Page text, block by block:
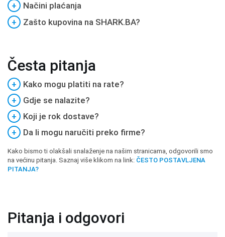
+
Načini plaćanja
+
Zašto kupovina na SHARK.BA?
Česta pitanja
+
Kako mogu platiti na rate?
+
Gdje se nalazite?
+
Koji je rok dostave?
+
Da li mogu naručiti preko firme?
Kako bismo ti olakšali snalaženje na našim stranicama, odgovorili smo
na većinu pitanja. Saznaj više klikom na link: ČESTO POSTAVLJENA
PITANJA?
Pitanja i odgovori